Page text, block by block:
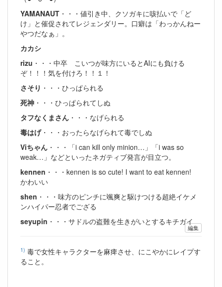
YAMANAUT ・・・値引き中、クソガキに咳払いで「ど
け」と催促されてレジェンダリー。口癖は「わっかんねー
やつだなぁ」。
カカシ
rizu ・・・中卒 こいつが味方にいるとAIにも負ける
ぞ！！！気を付けろ！！１！
さそり ・・・ひっぱられる
死神 ・・・ひっぱられてしぬ
タフなくまさん ・・・なげられる
毒はげ・・・おったらなげられて毒でしぬ
Viちゃん ・・・「i can kill only minion…」「i was so
weak…」などといったネガティブ発言が目立つ。
kennen ・・・kennen is so cute! I want to eat kennen!
かわいい
shen ・・・味方のピンチに颯爽と駆けつける超絶イケメ
ンハイパー忍者でござる
seyupin ・・・サドルの盗難を生きがいとするキチガイ
編集
1) 毒で女性キャラクターを麻痺させ、にこやかにレイプす
ること。